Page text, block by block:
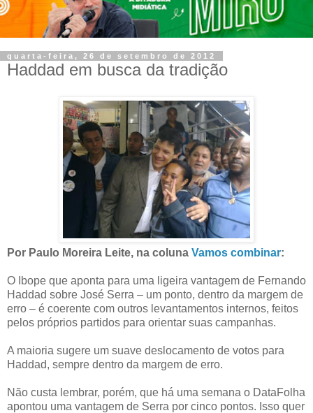
quarta-feira, 26 de setembro de 2012
Haddad em busca da tradição
Por Paulo Moreira Leite, na coluna Vamos combinar:
O Ibope que aponta para uma ligeira vantagem de Fernando
Haddad sobre José Serra – um ponto, dentro da margem de
erro – é coerente com outros levantamentos internos, feitos
pelos próprios partidos para orientar suas campanhas.
A maioria sugere um suave deslocamento de votos para
Haddad, sempre dentro da margem de erro.
Não custa lembrar, porém, que há uma semana o DataFolha
apontou uma vantagem de Serra por cinco pontos. Isso quer